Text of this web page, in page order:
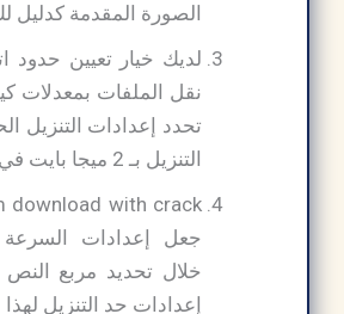
الصورة المقدمة كدليل
لديك خيار تعيين حدود
نقل الملفات بمعدلات
تحدد إعدادات التنزيل
التنزيل بـ 2 ميجا بايت في هذا العرض.
جعل إعدادات السرعة
خلال تحديد مربع النص
إعدادات حد التنزيل لهذا